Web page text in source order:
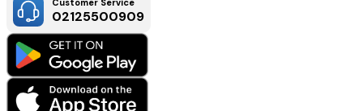
Customer Service
02125500909